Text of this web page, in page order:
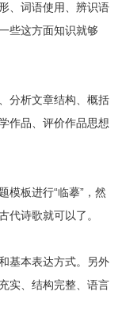
、词语使用、辨识语
些这方面知识就够
分析文章结构、概括
作品、评价作品思想
模板进行“临摹”，然
代诗歌就可以了。
基本表达方式。另外
实、结构完整、语言